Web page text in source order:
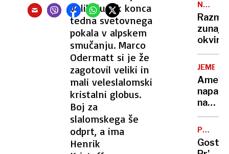
veliki junak konca
tedna svetovnega
pokala v alpskem
smučanju. Marco
Odermatt si je že
zagotovil veliki in
mali veleslalomski
kristalni globus.
Boj za
slalomskega še
odprt, a ima
Henrik
do
smrti
se
boji
žensk
na
NOVI
(NORI!?)
SVET
zunaj
JEMEN
napadi
na
hutije
bi
lahko
trajali
PO